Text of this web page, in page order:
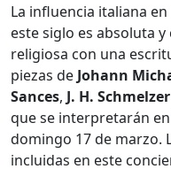
La influencia italiana
este siglo es absoluta
religiosa con una
piezas de Johann
Sances, J. H. Schmelzer
que se interpretarán en
domingo 17 de marzo.
incluidas en este